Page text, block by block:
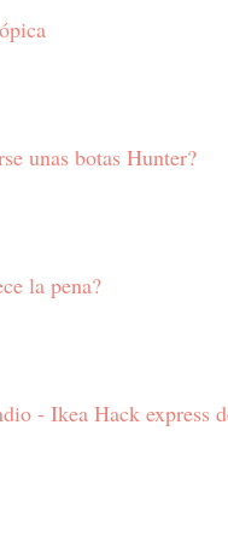
unas botas Hunter?
la pena?
- Ikea Hack express